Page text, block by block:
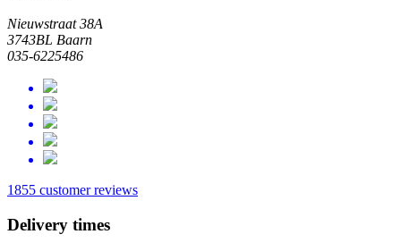
Nieuwstraat 38A
3743BL Baarn
035-6225486
1855 customer reviews
Delivery times